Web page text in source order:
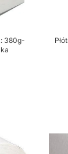
380g-